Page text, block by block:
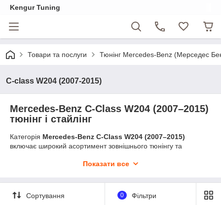
Kengur Tuning
Товари та послуги Тюнінг Mercedes-Benz (Мерседес
C-class W204 (2007-2015)
Mercedes-Benz C-Class W204 (2007–2015)
тюнінг і стайлінг
Категорія Mercedes-Benz C-Class W204 (2007–2015)
включає широкий асортимент зовнішнього тюнінгу та
найпопулярніші елементи для рестайлінгу та модернізації
дзеркала та корпуси дзеркал з повторювачами
Показати все
Сортування 0 Фільтри